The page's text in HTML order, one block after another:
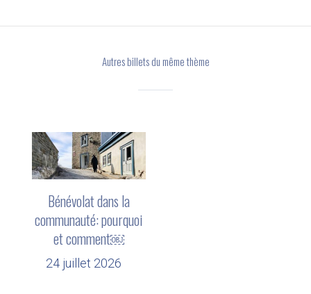
Autres billets du même thème
Bénévolat dans la
communauté: pourquoi
et comment￼
24 juillet 2026